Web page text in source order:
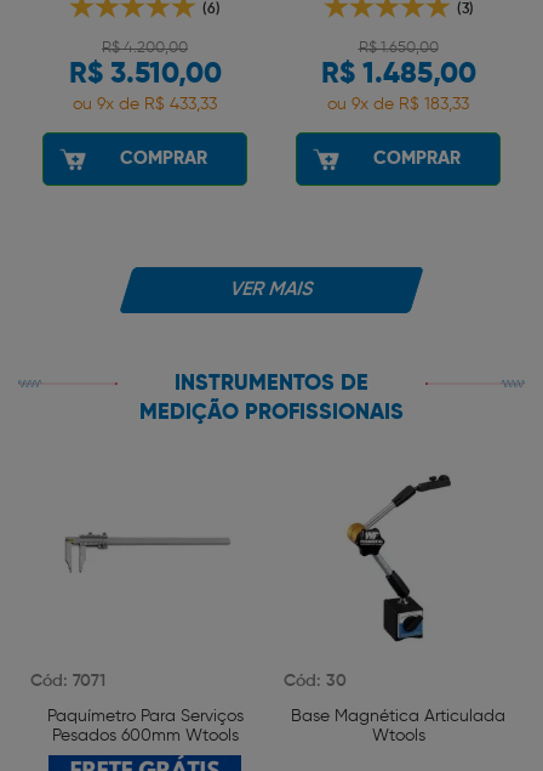
(6)
R$ 4.200,00
R$ 3.510,00
ou 9x de R$ 433,33
COMPRAR
(3)
R$ 1.650,00
R$ 1.485,00
ou 9x de R$ 183,33
COMPRAR
VER MAIS
INSTRUMENTOS DE
MEDIÇÃO PROFISSIONAIS
Cód: 7071
Paquímetro Para Serviços
Pesados 600mm Wtools
Cód: 30
Base Magnética Articulada
Wtools